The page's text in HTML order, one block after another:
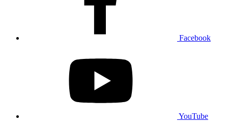
Facebook
YouTube